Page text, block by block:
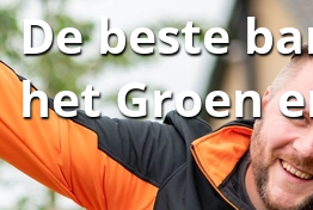
De beste
het Groen